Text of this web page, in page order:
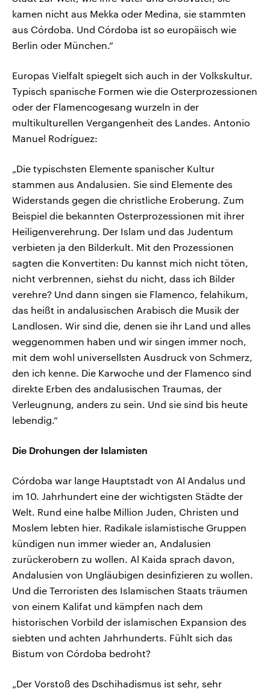
kamen nicht aus Mekka oder Medina, sie stammten
aus Córdoba. Und Córdoba ist so europäisch wie
Berlin oder München.“
Europas Vielfalt spiegelt sich auch in der Volkskultur.
Typisch spanische Formen wie die Osterprozessionen
oder der Flamencogesang wurzeln in der
multikulturellen Vergangenheit des Landes. Antonio
Manuel Rodríguez:
„Die typischsten Elemente spanischer Kultur
stammen aus Andalusien. Sie sind Elemente des
Widerstands gegen die christliche Eroberung. Zum
Beispiel die bekannten Osterprozessionen mit ihrer
Heiligenverehrung. Der Islam und das Judentum
verbieten ja den Bilderkult. Mit den Prozessionen
sagten die Konvertiten: Du kannst mich nicht töten,
nicht verbrennen, siehst du nicht, dass ich Bilder
verehre? Und dann singen sie Flamenco, felahikum,
das heißt in andalusischen Arabisch die Musik der
Landlosen. Wir sind die, denen sie ihr Land und alles
weggenommen haben und wir singen immer noch,
mit dem wohl universellsten Ausdruck von Schmerz,
den ich kenne. Die Karwoche und der Flamenco sind
direkte Erben des andalusischen Traumas, der
Verleugnung, anders zu sein. Und sie sind bis heute
lebendig.“
Die Drohungen der Islamisten
Córdoba war lange Hauptstadt von Al Andalus und
im 10. Jahrhundert eine der wichtigsten Städte der
Welt. Rund eine halbe Million Juden, Christen und
Moslem lebten hier. Radikale islamistische Gruppen
kündigen nun immer wieder an, Andalusien
zurückerobern zu wollen. Al Kaida sprach davon,
Andalusien von Ungläubigen desinfizieren zu wollen.
Und die Terroristen des Islamischen Staats träumen
von einem Kalifat und kämpfen nach dem
historischen Vorbild der islamischen Expansion des
siebten und achten Jahrhunderts. Fühlt sich das
Bistum von Córdoba bedroht?
„Der Vorstoß des Dschihadismus ist sehr, sehr